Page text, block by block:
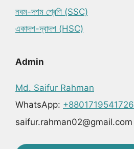
নবম-দশম শ্রেণি (SSC)
একাদশ-দ্বাদশ (HSC)
Admin
Md. Saifur Rahman
WhatsApp: +8801719541726
saifur.rahman02@gmail.com